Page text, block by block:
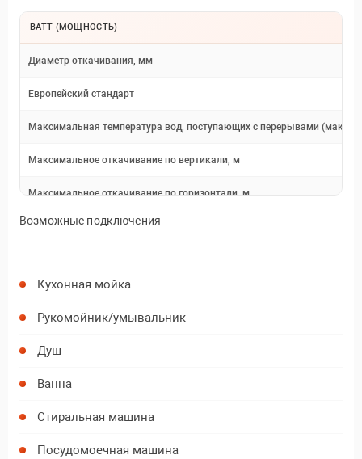
ВАТТ (МОЩНОСТЬ)
Диаметр откачивания, мм
Европейский стандарт
Максимальная температура вод, поступающих с перерывами
Максимальное откачивание по вертикали, м
Максимальное откачивание по горизонтали, м
Напряжение, В/Гц
Размеры Д х Г х В, мм
Режим работы мотора, об/мин
Средняя температура поступающих вод, ?C
Возможные подключения
Кухонная мойка
Рукомойник/умывальник
Душ
Ванна
Стиральная машина
Посудомоечная машина